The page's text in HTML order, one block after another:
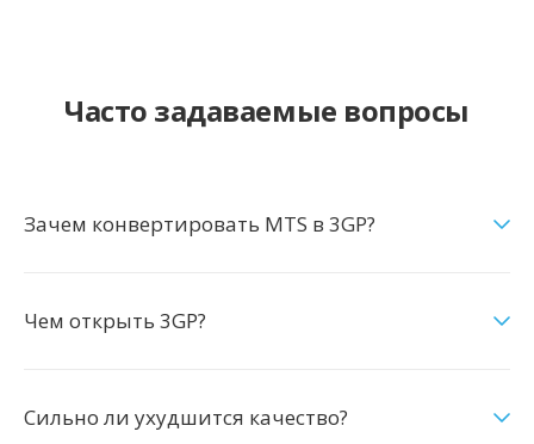
Часто задаваемые вопросы
Зачем конвертировать MTS в 3GP?
Чем открыть 3GP?
Сильно ли ухудшится качество?